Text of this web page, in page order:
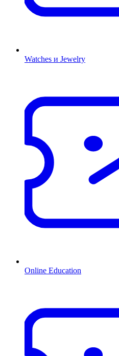
Watches и Jewelry
Online Education